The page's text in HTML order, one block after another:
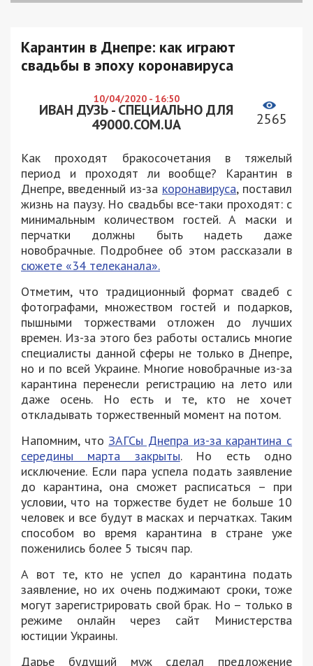
Карантин в Днепре: как играют
свадьбы в эпоху коронавируса
10/04/2020 - 16:50
ИВАН ДУЗЬ - СПЕЦИАЛЬНО ДЛЯ
49000.COM.UA
2565
Как проходят бракосочетания в тяжелый
период и проходят ли вообще? Карантин в
Днепре, введенный из-за коронавируса, поставил
жизнь на паузу. Но свадьбы все-таки проходят: с
минимальным количеством гостей. А маски и
перчатки должны быть надеть даже
новобрачные. Подробнее об этом рассказали в
сюжете «34 телеканала».
Отметим, что традиционный формат свадеб с
фотографами, множеством гостей и подарков,
пышными торжествами отложен до лучших
времен. Из-за этого без работы остались многие
специалисты данной сферы не только в Днепре,
но и по всей Украине. Многие новобрачные из-за
карантина перенесли регистрацию на лето или
даже осень. Но есть и те, кто не хочет
откладывать торжественный момент на потом.
Напомним, что ЗАГСы Днепра из-за карантина с
середины марта закрыты. Но есть одно
исключение. Если пара успела подать заявление
до карантина, она сможет расписаться – при
условии, что на торжестве будет не больше 10
человек и все будут в масках и перчатках. Таким
способом во время карантина в стране уже
поженились более 5 тысяч пар.
А вот те, кто не успел до карантина подать
заявление, но их очень поджимают сроки, тоже
могут зарегистрировать свой брак. Но – только в
режиме онлайн через сайт Министерства
юстиции Украины.
Дарье будущий муж сделал предложение